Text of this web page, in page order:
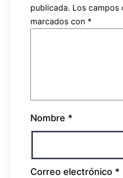
publicada. Los campos
marcados con *
Nombre *
Correo electrónico *